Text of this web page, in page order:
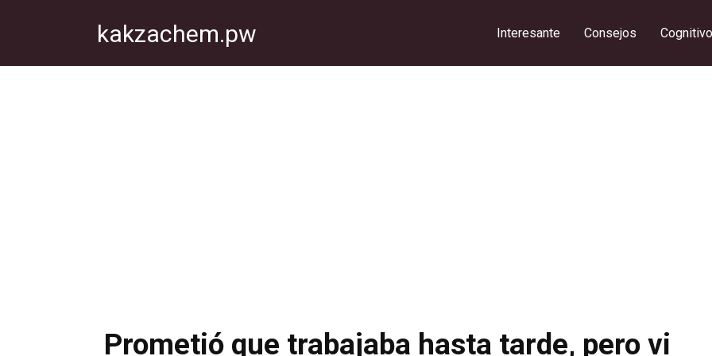
kakzachem.pw Interesante Consejos Cognitivo
Prometió que trabajaba hasta tarde, pero vi